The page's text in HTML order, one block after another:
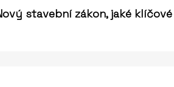
stavební zákon, jaké